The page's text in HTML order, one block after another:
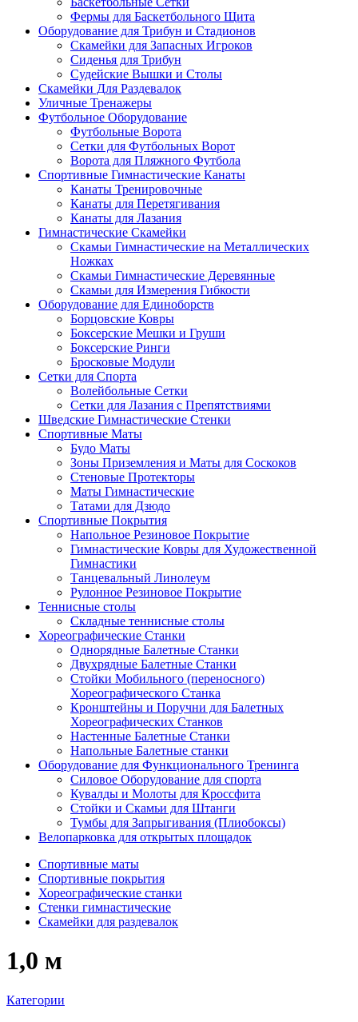
Фермы для Баскетбольного Щита
Оборудование для Трибун и Стадионов
Скамейки для Запасных Игроков
Сиденья для Трибун
Судейские Вышки и Столы
Скамейки Для Раздевалок
Уличные Тренажеры
Футбольное Оборудование
Футбольные Ворота
Сетки для Футбольных Ворот
Ворота для Пляжного Футбола
Спортивные Гимнастические Канаты
Канаты Тренировочные
Канаты для Перетягивания
Канаты для Лазания
Гимнастические Скамейки
Скамьи Гимнастические на Металлических
Ножках
Скамьи Гимнастические Деревянные
Скамьи для Измерения Гибкости
Оборудование для Единоборств
Борцовские Ковры
Боксерские Мешки и Груши
Боксерские Ринги
Бросковые Модули
Сетки для Спорта
Волейбольные Сетки
Сетки для Лазания с Препятствиями
Шведские Гимнастические Стенки
Спортивные Маты
Будо Маты
Зоны Приземления и Маты для Соскоков
Стеновые Протекторы
Маты Гимнастические
Татами для Дзюдо
Спортивные Покрытия
Напольное Резиновое Покрытие
Гимнастические Ковры для Художественной
Гимнастики
Танцевальный Линолеум
Рулонное Резиновое Покрытие
Теннисные столы
Складные теннисные столы
Хореографические Станки
Однорядные Балетные Станки
Двухрядные Балетные Станки
Стойки Мобильного (переносного)
Хореографического Станка
Кронштейны и Поручни для Балетных
Хореографических Станков
Настенные Балетные Станки
Напольные Балетные станки
Оборудование для Функционального Тренинга
Силовое Оборудование для спорта
Кувалды и Молоты для Кроссфита
Стойки и Скамьи для Штанги
Тумбы для Запрыгивания (Плиобоксы)
Велопарковка для открытых площадок
Спортивные маты
Спортивные покрытия
Хореографические станки
Стенки гимнастические
Скамейки для раздевалок
1,0 м
Категории